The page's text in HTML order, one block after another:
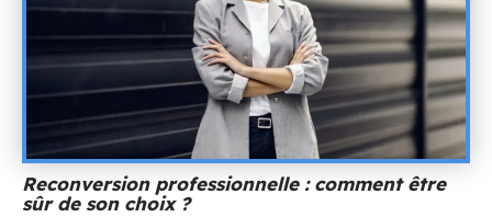
Reconversion professionnelle : comment être
sûr de son choix ?